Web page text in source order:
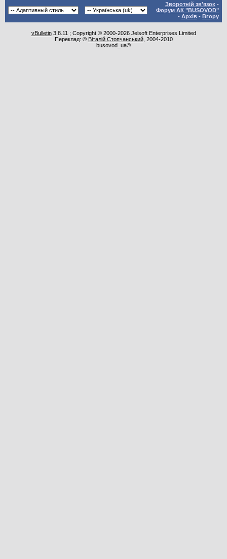
Зворотній зв'язок -
Форум АК "BUSOVOD"
- Архів - Вгору
vBulletin3.8.11 ; Copyright © 2000-2026 Jelsoft Enterprises Limited
Переклад: © Віталій Стопчанський, 2004-2010
busovod_ua©